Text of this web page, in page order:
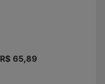
R$ 65,89